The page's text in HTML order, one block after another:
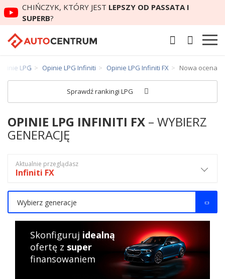
CHIŃCZYK, KTÓRY JEST LEPSZY OD PASSATA I
SUPERB?
LPG Opinie LPG Infiniti Opinie LPG Infiniti FX Nowa ocena
Sprawdź rankingi LPG
OPINIE LPG INFINITI FX – WYBIERZ
GENERACJĘ
Aktualnie przeglądasz
Infiniti FX
Wybierz generacje
Skonfiguruj idealną
ofertę z super
finansowaniem